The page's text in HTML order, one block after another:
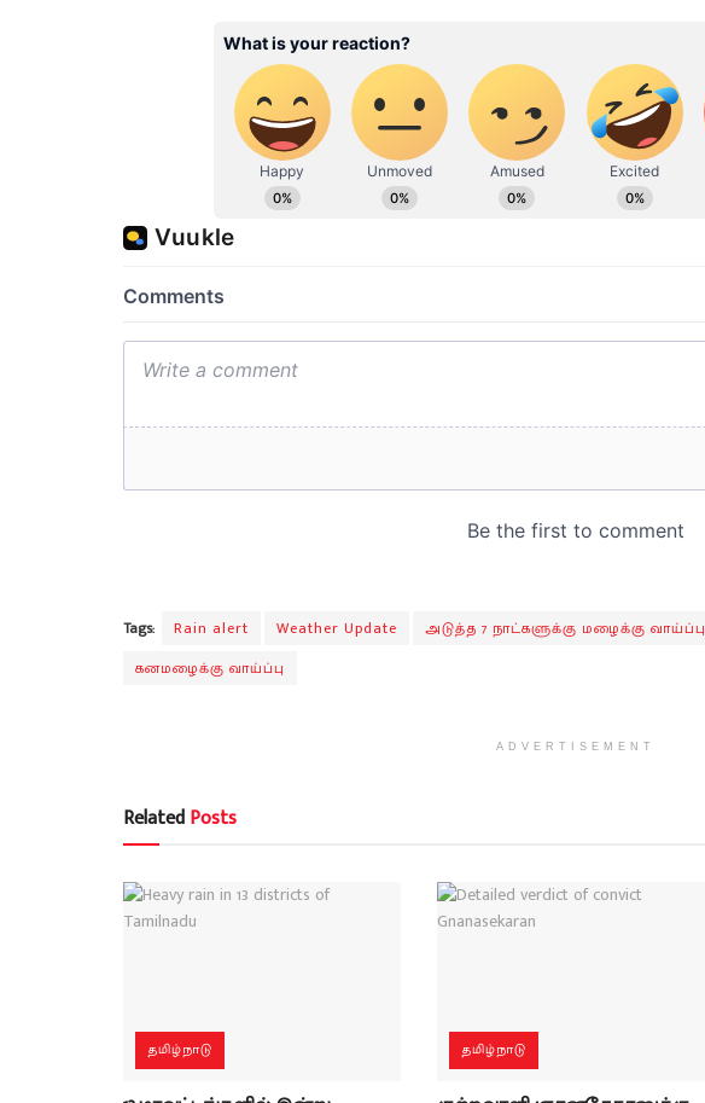
Tags: Rain alert Weather Update அடுத்த 7 நாட்களுக்கு மழைக்கு வாய்ப்பு
கனமழைக்கு வாய்ப்பு
ADVERTISEMENT
RelatedPosts
தமிழ்நாடு தமிழ்நாடு